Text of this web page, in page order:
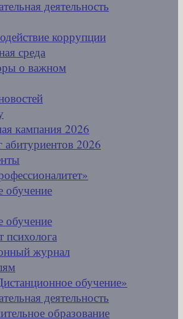
деятельность
коррупции
среда
о важном
кампания 2026
абитуриентов 2026
обучение
обучение
психолога
журнал
обучение»
деятельность
образование